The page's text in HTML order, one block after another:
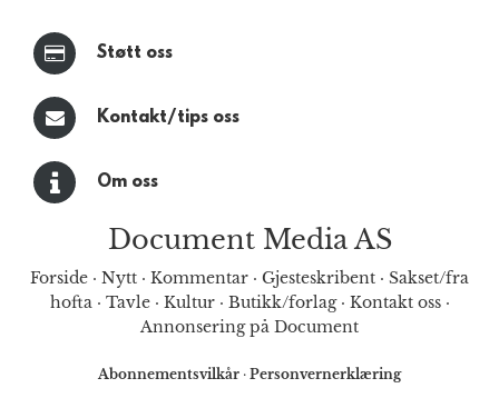
Støtt oss
Kontakt/tips oss
Om oss
Document Media AS
Forside · Nytt · Kommentar · Gjesteskribent · Sakset/fra
hofta· Tavle· Kultur· Butikk/forlag· Kontakt oss·
Annonsering på Document
Abonnementsvilkår · Personvernerklæring